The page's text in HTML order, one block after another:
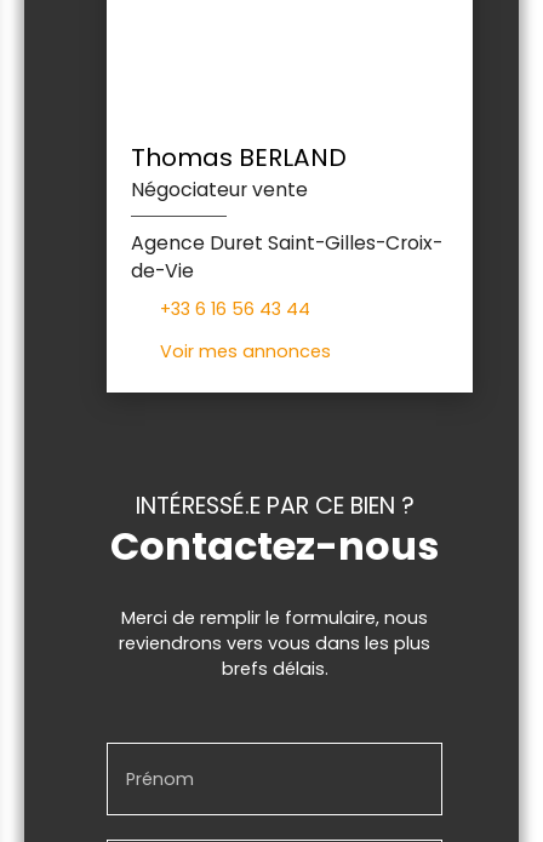
Thomas BERLAND
Négociateur vente
Agence Duret Saint-Gilles-Croix-
de-Vie
+33 6 16 56 43 44
Voir mes annonces
INTÉRESSÉ.E PAR CE BIEN ?
Contactez-nous
Merci de remplir le formulaire, nous
reviendrons vers vous dans les plus
brefs délais.
Prénom